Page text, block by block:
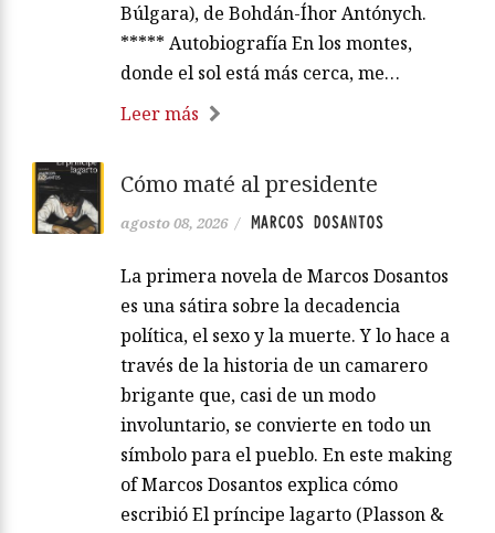
Búlgara), de Bohdán-Íhor Antónych.
***** Autobiografía En los montes,
donde el sol está más cerca, me…
Leer más
Cómo maté al presidente
agosto 08, 2026 / MARCOS DOSANTOS
La primera novela de Marcos Dosantos
es una sátira sobre la decadencia
política, el sexo y la muerte. Y lo hace a
través de la historia de un camarero
brigante que, casi de un modo
involuntario, se convierte en todo un
símbolo para el pueblo. En este making
of Marcos Dosantos explica cómo
escribió El príncipe lagarto (Plasson &